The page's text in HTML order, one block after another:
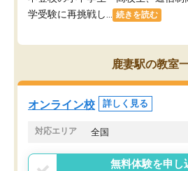
学受験に再挑戦し... 続きを読む
鹿妻駅の教室
オンライン校 詳しく見る
対応エリア 全国
無料体験を申し